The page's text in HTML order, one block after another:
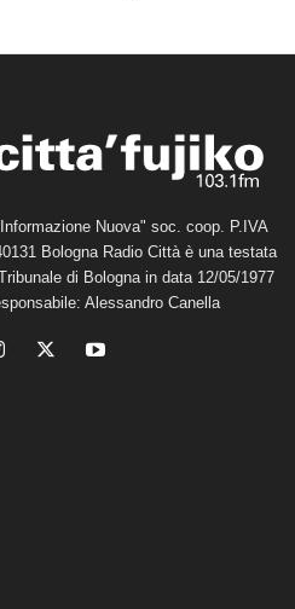
Nuova" soc. coop. P.IVA
Bologna Radio Città è una testata
di Bologna in data 12/05/1977
Alessandro Canella